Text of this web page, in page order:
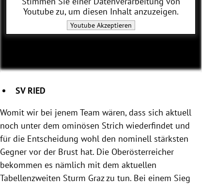
Youtubezu, um diesen Inhalt anzuzeigen.
YoutubeAkzeptieren
SV RIED
Womit wir bei jenem Team wären, dass sich aktuell
noch unter dem ominösen Strich wiederfindet und
für die Entscheidung wohl den nominell stärksten
Gegner vor der Brust hat. Die Oberösterreicher
bekommen es nämlich mit dem aktuellen
Tabellenzweiten Sturm Graz zu tun. Bei einem Sieg